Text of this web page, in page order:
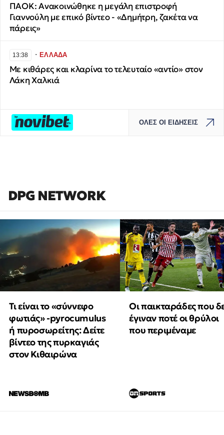
ΠΑΟΚ: Ανακοινώθηκε η μεγάλη επιστροφή
Γιαννούλη με επικό βίντεο - «Δημήτρη, ζακέτα να
πάρεις»
13:38 ∙ΕΛΛΑΔΑ
Με κιθάρες και κλαρίνα το τελευταίο «αντίο» στον
Λάκη Χαλκιά
ΟΛΕΣ ΟΙ ΕΙΔΗΣΕΙΣ
DPG NETWORK
Τι είναι το «σύννεφο
φωτιάς» -pyrocumulus
ή πυροσωρείτης: Δείτε
βίντεο της πυρκαγιάς
στον Κιθαιρώνα
Οι παικταράδες που
έγιναν ποτέ οι θρύλοι
που περιμέναμε